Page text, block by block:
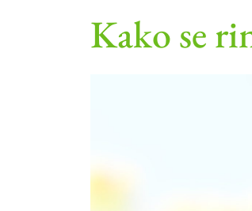
Kako se